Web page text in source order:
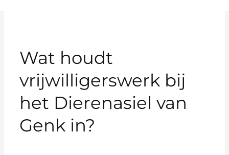
Wat houdt
vrijwilligerswerk bij
het Dierenasiel van
Genk in?